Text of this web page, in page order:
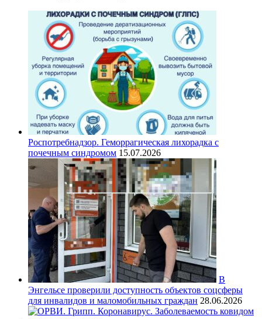
Роспотребнадзор. Геморрагическая лихорадка с
почечным синдромом 15.07.2026
В
Энгельсе проверили доступность объектов соцсферы
для инвалидов и маломобильных граждан 28.06.2026